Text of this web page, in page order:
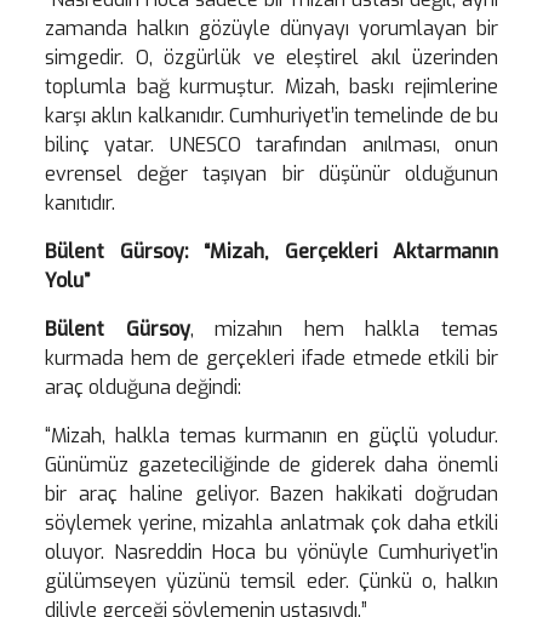
zamanda halkın gözüyle dünyayı yorumlayan bir
simgedir. O, özgürlük ve eleştirel akıl üzerinden
toplumla bağ kurmuştur. Mizah, baskı rejimlerine
karşı aklın kalkanıdır. Cumhuriyet’in temelinde de bu
bilinç yatar. UNESCO tarafından anılması, onun
evrensel değer taşıyan bir düşünür olduğunun
kanıtıdır.
Bülent Gürsoy: “Mizah, Gerçekleri Aktarmanın
Yolu”
Bülent Gürsoy, mizahın hem halkla temas
kurmada hem de gerçekleri ifade etmede etkili bir
araç olduğuna değindi:
“Mizah, halkla temas kurmanın en güçlü yoludur.
Günümüz gazeteciliğinde de giderek daha önemli
bir araç haline geliyor. Bazen hakikati doğrudan
söylemek yerine, mizahla anlatmak çok daha etkili
oluyor. Nasreddin Hoca bu yönüyle Cumhuriyet’in
gülümseyen yüzünü temsil eder. Çünkü o, halkın
diliyle gerçeği söylemenin ustasıydı.”